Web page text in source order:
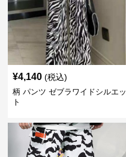
¥4,140 (税込)
柄 パンツ ゼブラワイドシルエッ
ト